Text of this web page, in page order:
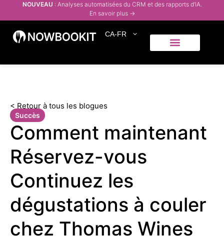
NOUVEAU : Analyses automatisées du CRM et des rapports d’IA.
En savoir plus →
CA-FR
< Retour à tous les blogues
Succès
Comment maintenant
Réservez-vous
Continuez les
dégustations à couler
chez Thomas Wines